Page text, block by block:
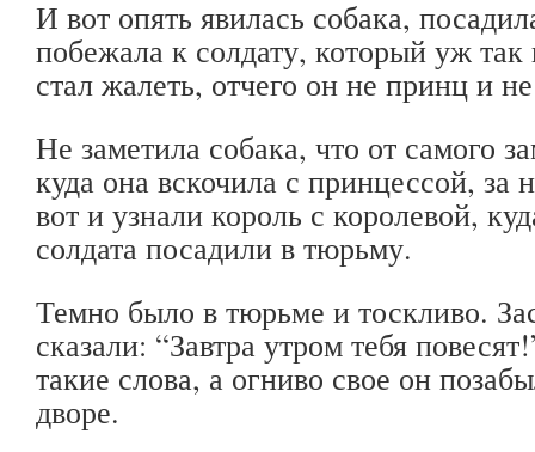
И вот опять явилась собака,
побежала к солдату, который уж
стал жалеть, отчего он не принц и
Не заметила собака, что от самого
куда она вскочила с принцессой, за
вот и узнали король с королевой,
солдата посадили в тюрьму.
Темно было в тюрьме и тоскливо.
сказали: “Завтра утром тебя
такие слова, а огниво свое он
дворе.